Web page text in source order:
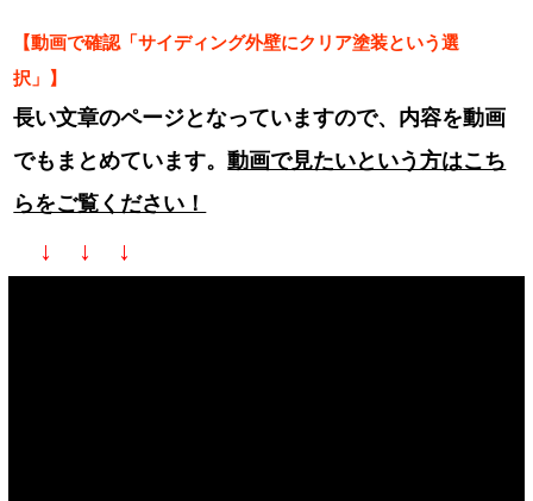
【動画で確認「サイディング外壁にクリア塗装という選
択」】
長い文章のページとなっていますので、内容を動画
でもまとめています。動画で見たいという方はこち
らをご覧ください！
↓ ↓ ↓